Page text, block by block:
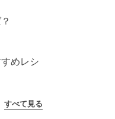
めレシ
すべて見る